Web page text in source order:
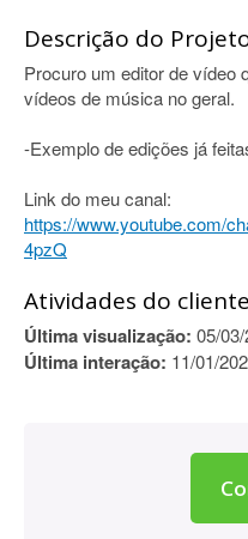
Descrição do
Procuro um editor de vídeo
vídeos de música no geral.
-Exemplo de edições já
Link do meu canal:
https://www.youtube.com/
4pzQ
Atividades do
Última visualização: 05/
Última interação: 11/01/